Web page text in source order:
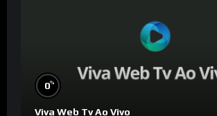
0%
Viva Web Tv Ao Vivo